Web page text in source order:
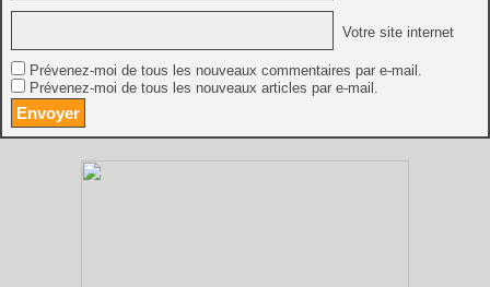
Votre site internet
Prévenez-moi de tous les nouveaux commentaires par e-mail.
Prévenez-moi de tous les nouveaux articles par e-mail.